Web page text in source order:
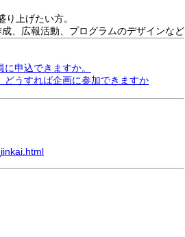
上げたい方。
、広報活動、プログラムのデザインなど
申込できますか。
うすれば企画に参加できますか